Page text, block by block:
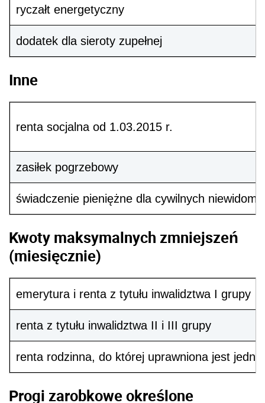
ryczałt energetyczny
dodatek dla sieroty zupełnej
Inne
renta socjalna od 1.03.2015 r.
zasiłek pogrzebowy
świadczenie pieniężne dla cywilnych
Kwoty maksymalnych zmniejszeń
(miesięcznie)
emerytura i renta z tytułu inwalidztwa I grupy
renta z tytułu inwalidztwa II i III grupy
renta rodzinna, do której uprawniona jest jedna
Progi zarobkowe określone